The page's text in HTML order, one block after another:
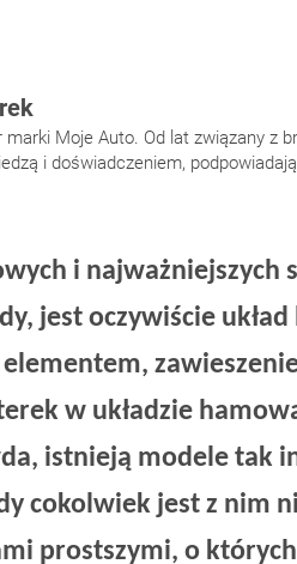
marki Moje Auto. Od lat związany z
i doświadczeniem,
i
jest oczywiście
w układzie
istnieją modele tak
cokolwiek jest z nim
prostszymi, o